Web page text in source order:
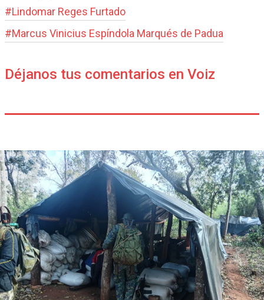
#Lindo­mar Reges Furtado
#Marcus Vinicius Espíndola Marqués de Padua
Déjanos tus comentarios en Voiz